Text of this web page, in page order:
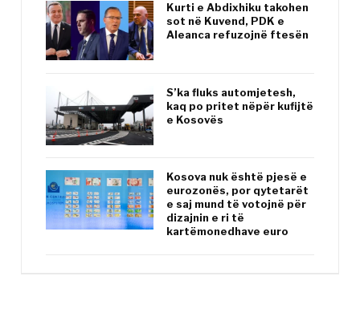
Kurti e Abdixhiku takohen
sot në Kuvend, PDK e
Aleanca refuzojnë ftesën
S’ka fluks automjetesh,
kaq po pritet nëpër kufijtë
e Kosovës
Kosova nuk është pjesë e
eurozonës, por qytetarët
e saj mund të votojnë për
dizajnin e ri të
kartëmonedhave euro